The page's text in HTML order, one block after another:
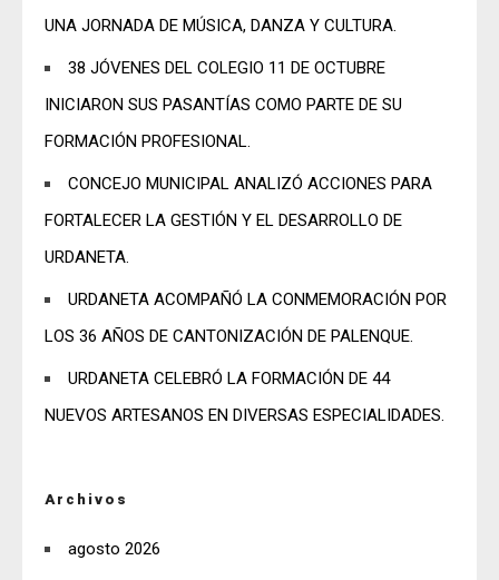
UNA JORNADA DE MÚSICA, DANZA Y CULTURA.
38 JÓVENES DEL COLEGIO 11 DE OCTUBRE
INICIARON SUS PASANTÍAS COMO PARTE DE SU
FORMACIÓN PROFESIONAL.
CONCEJO MUNICIPAL ANALIZÓ ACCIONES PARA
FORTALECER LA GESTIÓN Y EL DESARROLLO DE
URDANETA.
URDANETA ACOMPAÑÓ LA CONMEMORACIÓN POR
LOS 36 AÑOS DE CANTONIZACIÓN DE PALENQUE.
URDANETA CELEBRÓ LA FORMACIÓN DE 44
NUEVOS ARTESANOS EN DIVERSAS ESPECIALIDADES.
Archivos
agosto 2026